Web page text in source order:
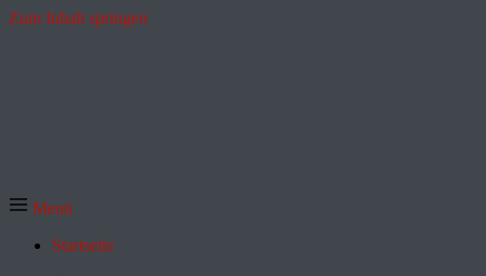
Zum Inhalt springen
Menü
Startseite